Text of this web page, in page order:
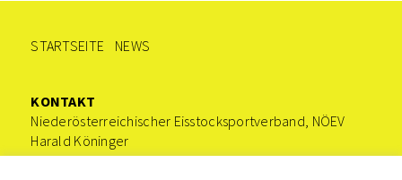
STARTSEITE NEWS
KONTAKT
Niederösterreichischer Eisstocksportverband, NÖEV
Harald Köninger
0676/9221535